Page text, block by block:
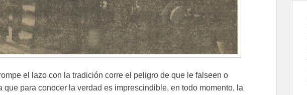
el lazo con la tradición corre el peligro de que le falseen o
que para conocer la verdad es imprescindible, en todo momento, la